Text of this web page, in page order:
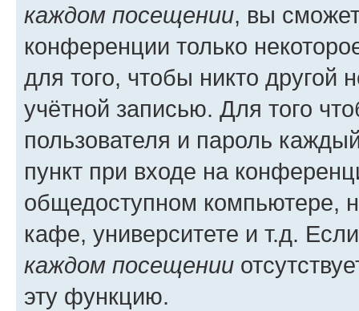
каждом посещении, вы
конференции только
для того, чтобы никто другой
учётной записью. Для того
пользователя и пароль
пункт при входе на
общедоступном компьютере,
кафе, университете и т.д.
каждом посещении
эту функцию.